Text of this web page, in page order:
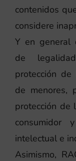
contenidos
considere
Y en general
de
protección
de menores,
protección de
consumidor
intelectual e
Asimismo,